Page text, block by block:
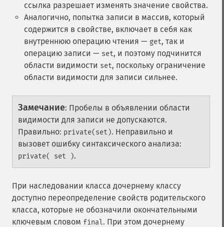
ссылка разрешает изменять значение свойства.
Аналогично, попытка записи в массив, который
содержится в свойстве, включает в себя как
внутреннюю операцию чтения — get, так и
операцию записи — set, и поэтому подчинится
области видимости set, поскольку ограничение
области видимости для записи сильнее.
Замечание: Пробелы в объявлении области
видимости для записи не допускаются.
Правильно: private(set). Неправильно и
вызовет ошибку синтаксического анализа:
private( set ).
При наследовании класса дочернему классу
доступно переопределение свойств родительского
класса, которые не обозначили окончательными
ключевым словом final. При этом дочернему